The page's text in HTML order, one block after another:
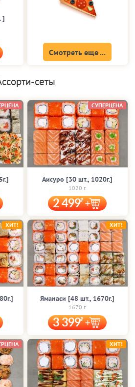
]
Смотреть еще ...
сеты
Аисуро [30 шт., 1020г.]
1020 г.
2 499
СУПЕРЦЕНА
ХИТ!
Яманаси [48 шт., 1670г.]
1670 г.
3 399
ХИТ!
ХИТ!